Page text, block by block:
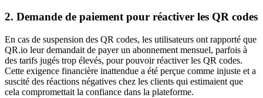
2. Demande de paiement pour réactiver les QR codes
En cas de suspension des QR codes, les utilisateurs ont rapporté que
QR.io leur demandait de payer un abonnement mensuel, parfois à
des tarifs jugés trop élevés, pour pouvoir réactiver les QR codes.
Cette exigence financière inattendue a été perçue comme injuste et a
suscité des réactions négatives chez les clients qui estimaient que
cela compromettait la confiance dans la plateforme.